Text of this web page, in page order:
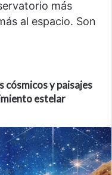
más
al espacio. Son
cósmicos y paisajes
estelar